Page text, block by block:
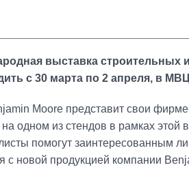
выставка строительных
с 30 марта по 2 апреля, в
Moore представит свои
одном из стендов в рамках этой
помогут заинтересованным
с новой продукцией компании